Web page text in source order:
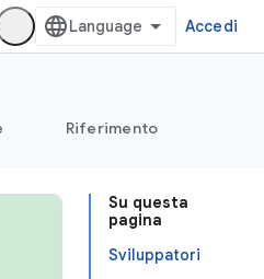
Accedi
Riferimento
Su questa
pagina
Sviluppatori